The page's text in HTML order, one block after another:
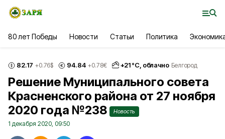
80 лет Победы Новости Статьи Политика
82.17 +0.76$ 94.84 +0.78€ +21°С, облачно Белгород
Решение Муниципального совета
Красненского района от 27 ноября
2020 года №238
Новость
1 декабря 2020, 09:50